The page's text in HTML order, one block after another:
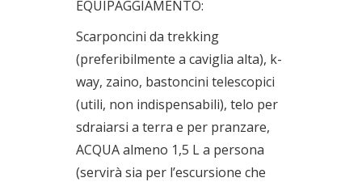
EQUIPAGGIAMENTO:
Scarponcini da trekking
(preferibilmente a caviglia alta), k-
way, zaino, bastoncini telescopici
(utili, non indispensabili), telo per
sdraiarsi a terra e per pranzare,
ACQUA almeno 1,5 L a persona
(servirà sia per l’escursione che